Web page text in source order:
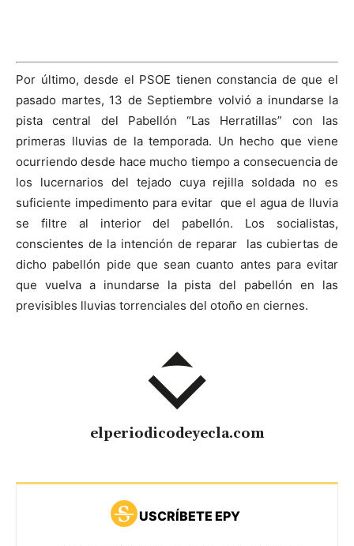
Por último, desde el PSOE tienen constancia de que el
pasado martes, 13 de Septiembre volvió a inundarse la
pista central del Pabellón “Las Herratillas” con las
primeras lluvias de la temporada. Un hecho que viene
ocurriendo desde hace mucho tiempo a consecuencia de
los lucernarios del tejado cuya rejilla soldada no es
suficiente impedimento para evitar que el agua de lluvia
se filtre al interior del pabellón. Los socialistas,
conscientes de la intención de reparar las cubiertas de
dicho pabellón pide que sean cuanto antes para evitar
que vuelva a inundarse la pista del pabellón en las
previsibles lluvias torrenciales del otoño en ciernes.
elperiodicodeyecla.com
USCRÍBETE EPY